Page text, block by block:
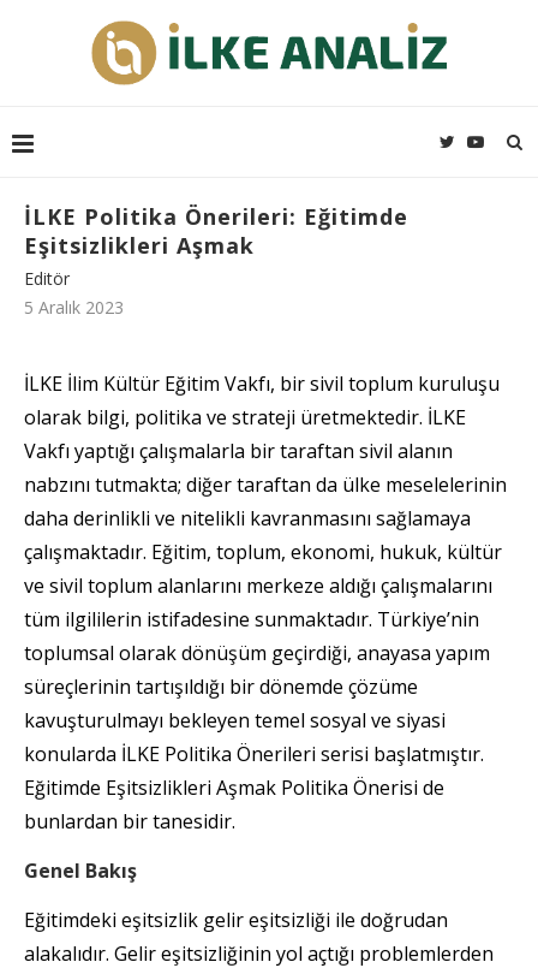
İLKE Politika Önerileri: Eğitimde
Eşitsizlikleri Aşmak
Editör
5 Aralık 2023
İLKE İlim Kültür Eğitim Vakfı, bir sivil toplum kuruluşu
olarak bilgi, politika ve strateji üretmektedir. İLKE
Vakfı yaptığı çalışmalarla bir taraftan sivil alanın
nabzını tutmakta; diğer taraftan da ülke meselelerinin
daha derinlikli ve nitelikli kavranmasını sağlamaya
çalışmaktadır. Eğitim, toplum, ekonomi, hukuk, kültür
ve sivil toplum alanlarını merkeze aldığı çalışmalarını
tüm ilgililerin istifadesine sunmaktadır. Türkiye’nin
toplumsal olarak dönüşüm geçirdiği, anayasa yapım
süreçlerinin tartışıldığı bir dönemde çözüme
kavuşturulmayı bekleyen temel sosyal ve siyasi
konularda İLKE Politika Önerileri serisi başlatmıştır.
Eğitimde Eşitsizlikleri Aşmak Politika Önerisi de
bunlardan bir tanesidir.
Genel Bakış
Eğitimdeki eşitsizlik gelir eşitsizliği ile doğrudan
alakalıdır. Gelir eşitsizliğinin yol açtığı problemlerden